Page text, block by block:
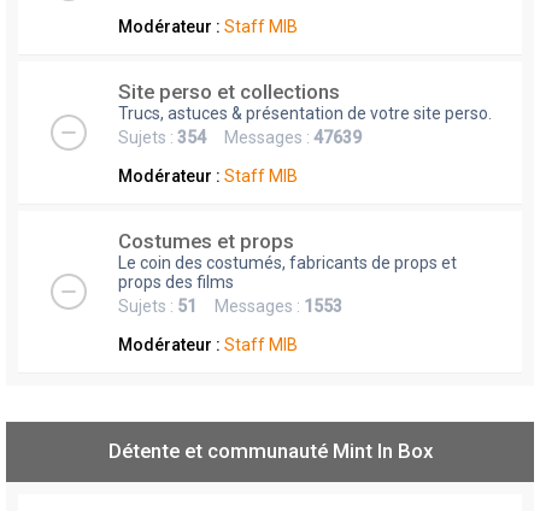
Modérateur : Staff MIB
Site perso et collections
Trucs, astuces & présentation de votre site perso.
Sujets : 354Messages : 47639
Modérateur : Staff MIB
Costumes et props
Le coin des costumés, fabricants de props et
props des films
Sujets : 51 Messages : 1553
Modérateur : Staff MIB
Détente et communauté Mint In Box